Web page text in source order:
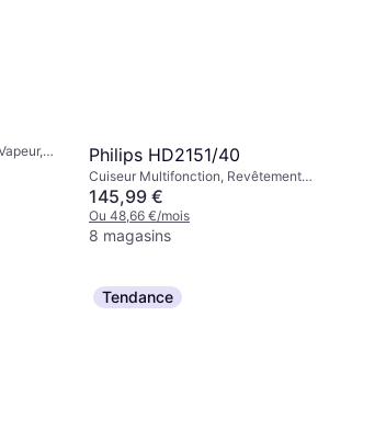
Philips HD2151/40
Cuiseur Multifonction, Revêtement
Antiadhésif, Écran, Fonction Maintien
au Chaud, Minuterie, 5L
145,99 €
Ou 48,66 €/mois
8 magasins
Tendance